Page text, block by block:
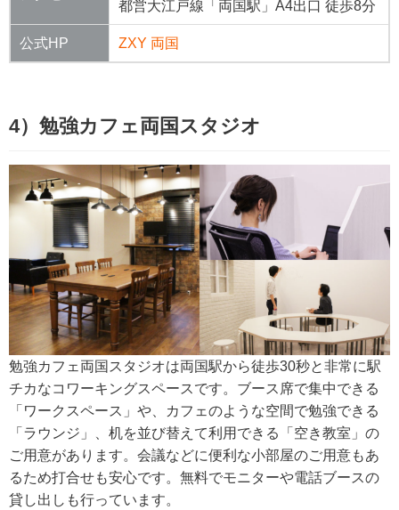
都営大江戸線「両国駅」A4出口 徒歩8分
公式HP ZXY 両国
4）勉強カフェ両国スタジオ
勉強カフェ両国スタジオは両国駅から徒歩30秒と非常に駅
チカなコワーキングスペースです。ブース席で集中できる
「ワークスペース」や、カフェのような空間で勉強できる
「ラウンジ」、机を並び替えて利用できる「空き教室」の
ご用意があります。会議などに便利な小部屋のご用意もあ
るため打合せも安心です。無料でモニターや電話ブースの
貸し出しも行っています。